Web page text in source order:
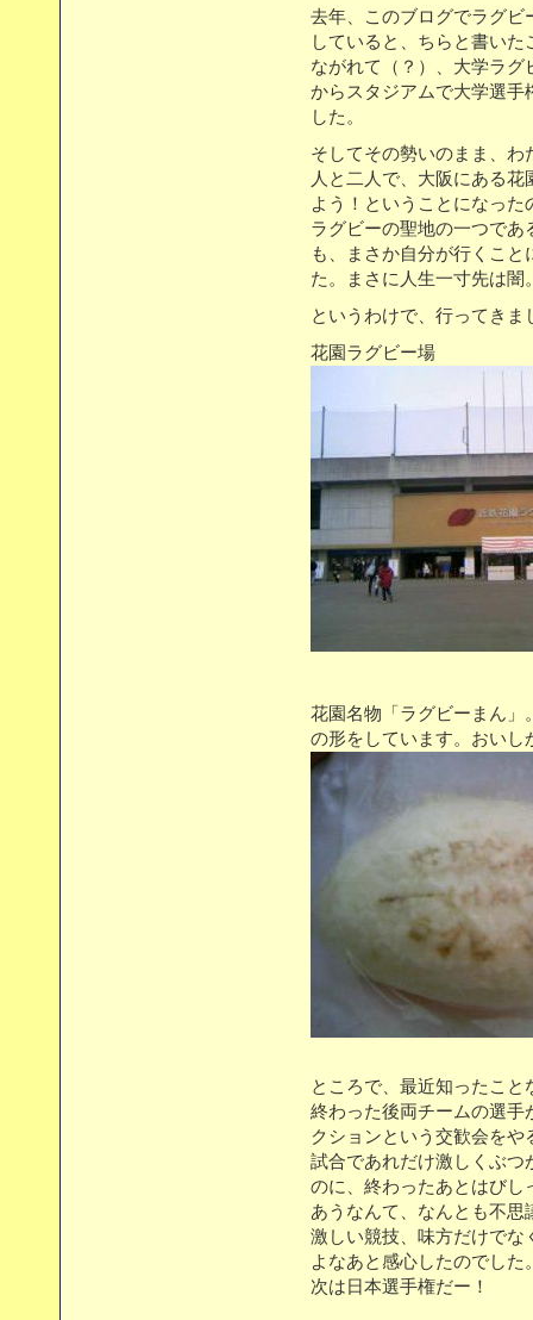
去年、このブログでラグビ
していると、ちらと書い
ながれて（？）、大学ラ
からスタジアムで大学選手
した。
そしてその勢いのまま、
人と二人で、大阪にある
よう！ということになった
ラグビーの聖地の一つで
も、まさか自分が行くこ
た。まさに人生一寸先は
というわけで、行ってきま
花園ラグビー場
花園名物「ラグビーまん」
の形をしています。おいし
ところで、最近知ったこ
終わった後両チームの選手
クションという交歓会を
試合であれだけ激しくぶつ
のに、終わったあとはびし
あうなんて、なんとも不
激しい競技、味方だけでな
よなあと感心したのでし
次は日本選手権だー！